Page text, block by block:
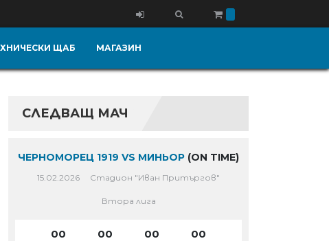
ЩАБ МАГАЗИН
СЛЕДВАЩ МАЧ
ЧЕРНОМОРЕЦ 1919 VS МИНЬОР (ON TIME)
15.02.2026 Стадион "Иван Притъргов"
Втора лига
00 00 00 00